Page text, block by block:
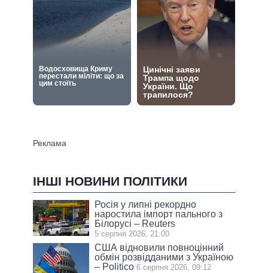
ІНШІ НОВИНИ ПОЛІТИКИ
Росія у липні рекордно
наростила імпорт пального з
Білорусі – Reuters
5 серпня 2026, 21:00
США відновили повноцінний
обмін розвідданими з Україною
– Politico 6 серпня 2026, 09:12